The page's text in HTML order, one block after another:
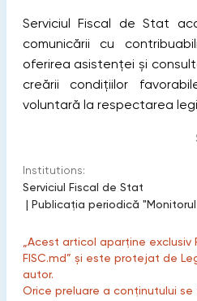
Serviciul Fiscal de Stat
comunicării cu
oferirea asistenței și
creării condițiilor
voluntară la respectarea
Institutions:
Serviciul Fiscal de Stat
| Publicaţia periodică "Monitorul
„Acest articol aparține exclusiv
FISC.md” și este protejat de
autor.
Orice preluare a conținutului